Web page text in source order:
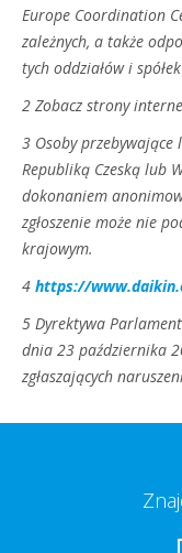
Europe Coordination
zależnych, a także
tych oddziałów i
2 Zobacz strony
3 Osoby przebywające
Republiką Czeską lub
dokonaniem
zgłoszenie może nie
krajowym.
4 https://
5 Dyrektywa
dnia 23 października
zgłaszających